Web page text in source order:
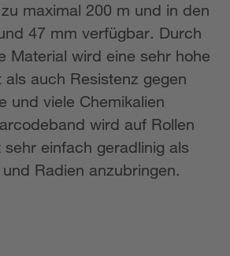
maximal 200 m und in den
47 mm verfügbar. Durch
Material wird eine sehr hohe
auch Resistenz gegen
und viele Chemikalien
wird auf Rollen
einfach geradlinig als
Radien anzubringen.